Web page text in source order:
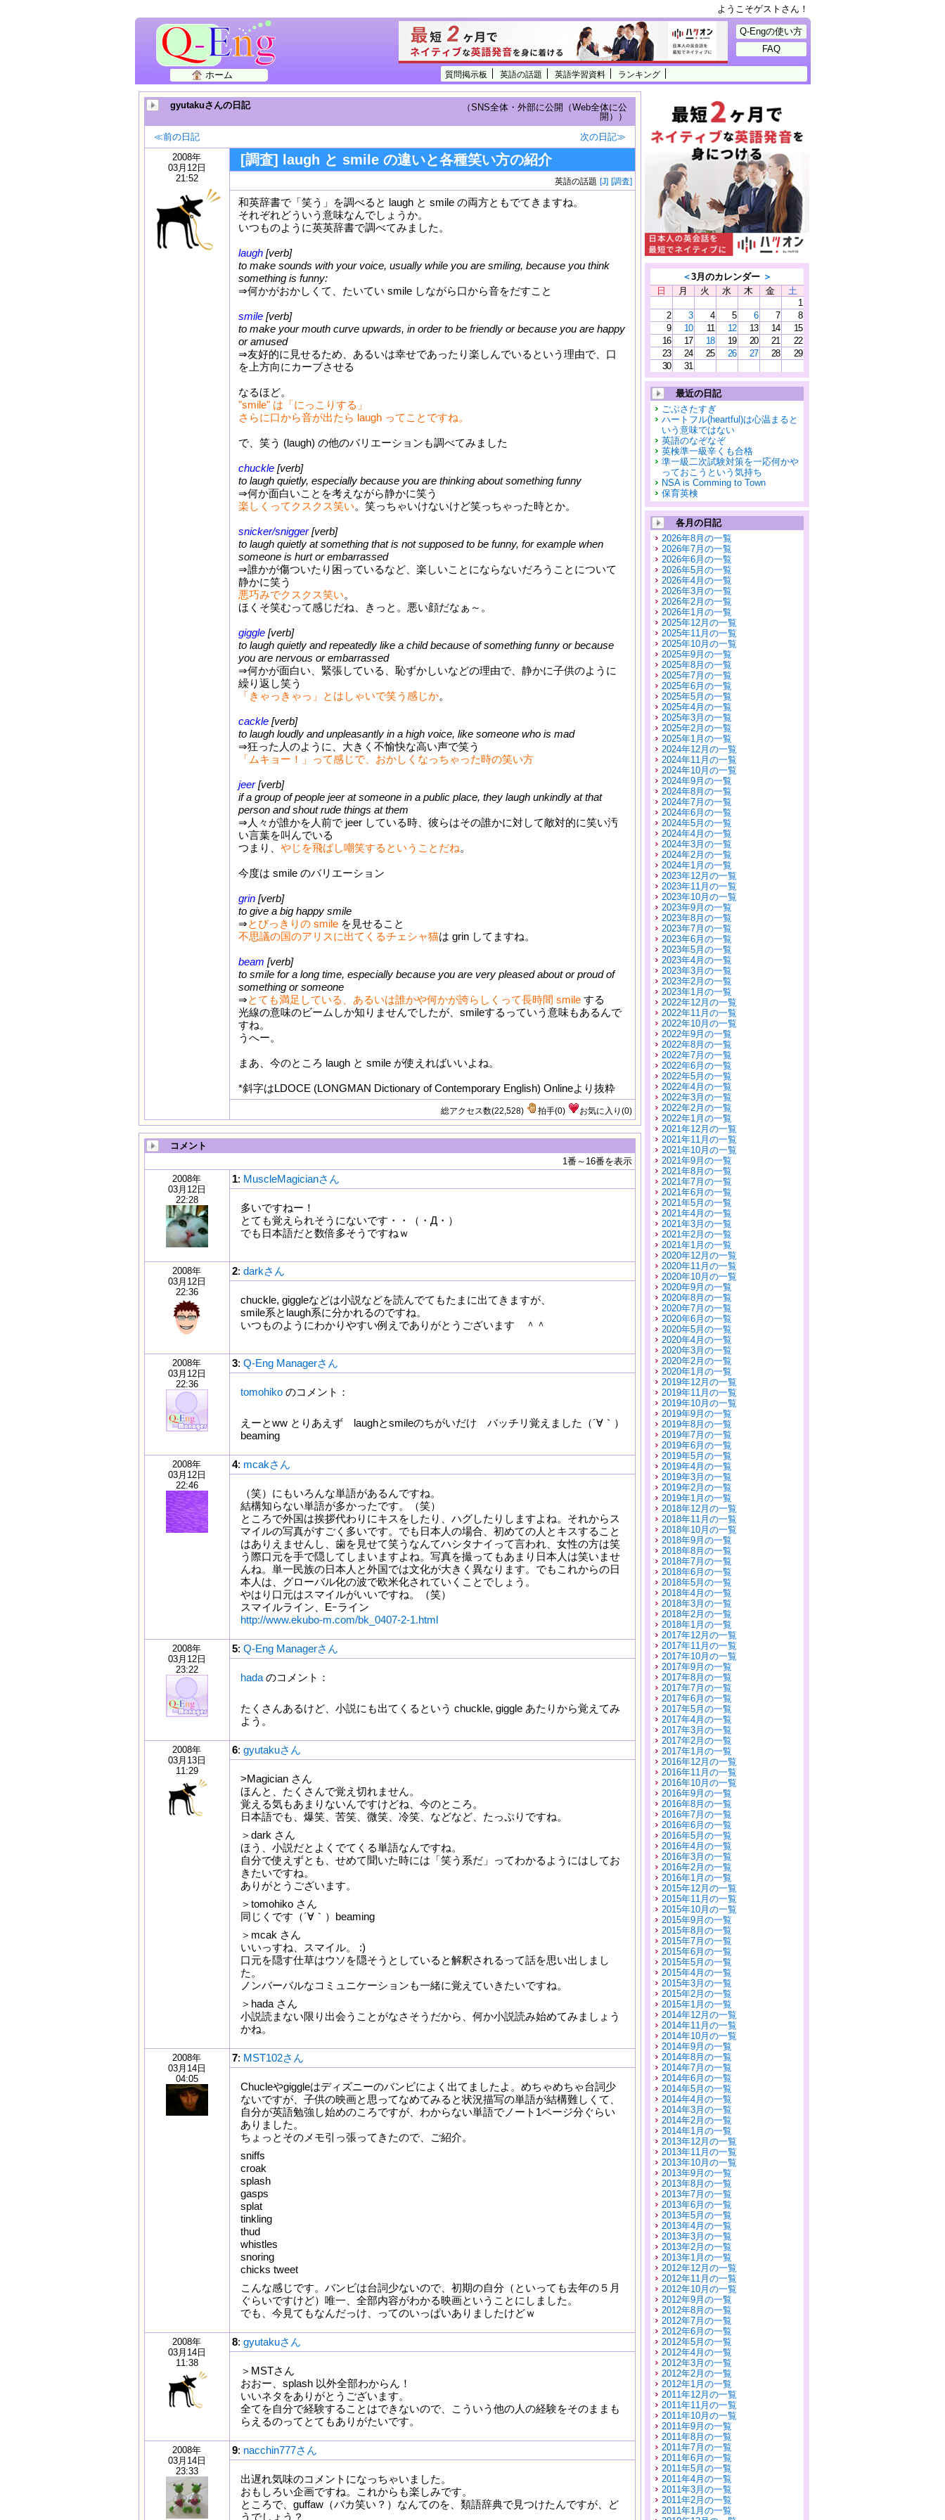
ようこそゲストさん！
質問掲示板 英語の話題 英語学習資料 ランキング
ホーム
Q-Engの使い方
FAQ
gyutakuさんの日記
（SNS全体・外部に公開（Web全体に公
開））
≪前の日記
次の日記≫
2008年
03月12日
21:52
[調査] laugh と smile の違いと各種笑い方の紹介
英語の話題 [J] [調査]
和英辞書で「笑う」を調べると laugh と smile の両方ともでてきますね。
それぞれどういう意味なんでしょうか。
いつものように英英辞書で調べてみました。
laugh[verb]
to make sounds with your voice, usually while you are smiling, because you think
something is funny:
⇒何かがおかしくて、たいてい smile しながら口から音をだすこと
smile[verb]
to make your mouth curve upwards, in order to be friendly or because you are happy
or amused
⇒友好的に見せるため、あるいは幸せであったり楽しんでいるという理由で、口
を上方向にカーブさせる
なるほど。
"smile" は「にっこりする」
さらに口から音が出たら laugh ってことですね。
で、笑う (laugh) の他のバリエーションも調べてみました
chuckle[verb]
to laugh quietly, especially because you are thinking about something funny
⇒何か面白いことを考えながら静かに笑う
楽しくってクスクス笑い。笑っちゃいけないけど笑っちゃった時とか。
snicker/snigger[verb]
to laugh quietly at something that is not supposed to be funny, for example when
someone is hurt or embarrassed
⇒誰かが傷ついたり困っているなど、楽しいことにならないだろうことについて
静かに笑う
悪巧みでクスクス笑い。
ほくそ笑むって感じだね、きっと。悪い顔だなぁ～。
giggle[verb]
to laugh quietly and repeatedly like a child because of something funny or because
you are nervous or embarrassed
⇒何かが面白い、緊張している、恥ずかしいなどの理由で、静かに子供のように
繰り返し笑う
「きゃっきゃっ」とはしゃいで笑う感じか。
cackle[verb]
to laugh loudly and unpleasantly in a high voice, like someone who is mad
⇒狂った人のように、大きく不愉快な高い声で笑う
「ムキョー！」って感じで、おかしくなっちゃった時の笑い方
jeer[verb]
if a group of people jeer at someone in a public place, they laugh unkindly at that
person and shout rude things at them
⇒人々が誰かを人前で jeer している時、彼らはその誰かに対して敵対的に笑い汚
い言葉を叫んでいる
つまり、 やじを飛ばし嘲笑するということだね。
今度は smile のバリエーション
grin[verb]
to give a big happy smile
⇒とびっきりの smile を見せること
不思議の国のアリスに出てくるチェシャ猫は grin してますね。
beam [verb]
to smile for a long time, especially because you are very pleased about or proud of
something or someone
⇒とても満足している、あるいは誰かや何かが誇らしくって長時間 smile する
光線の意味のビームしか知りませんでしたが、smileするっていう意味もあるんで
すね。
うへー。
まあ、今のところ laugh と smile が使えればいいよね。
*斜字はLDOCE (LONGMAN Dictionary of Contemporary English) Onlineより抜粋
総アクセス数(22,528) 拍手(0) お気に入り (0)
コメント
1番～16番を表示
2008年
03月12日
22:28
1: MuscleMagicianさん
多いですねー！
とても覚えられそうにないです・・（・Д・）
でも日本語だと数倍多そうですねｗ
2008年
03月12日
22:36
2: darkさん
chuckle, giggleなどは小説などを読んでてもたまに出てきますが、
smile系とlaugh系に分かれるのですね。
いつものようにわかりやすい例えでありがとうございます ＾＾
2008年
03月12日
22:36
3: Q-Eng Managerさん
tomohikoのコメント：
えーとww とりあえず laughとsmileのちがいだけ バッチリ覚えました（´∀｀）
beaming
2008年
03月12日
22:46
4: mcakさん
（笑）にもいろんな単語があるんですね。
結構知らない単語が多かったです。（笑）
ところで外国は挨拶代わりにキスをしたり、ハグしたりしますよね。それからス
マイルの写真がすごく多いです。でも日本人の場合、初めての人とキスすること
はありえませんし、歯を見せて笑うなんてハシタナイって言われ、女性の方は笑
う際口元を手で隠してしまいますよね。写真を撮ってもあまり日本人は笑いませ
んね。単一民族の日本人と外国では文化が大きく異なります。でもこれからの日
本人は、グローバル化の波で欧米化されていくことでしょう。
やはり口元はスマイルがいいですね。（笑）
スマイルライン、Eｰライン
http://www.ekubo-m.com/bk_0407-2-1.html
2008年
03月12日
23:22
5: Q-Eng Managerさん
hadaのコメント：
たくさんあるけど、小説にも出てくるという chuckle, giggle あたりから覚えてみ
よう。
2008年
03月13日
11:29
6: gyutakuさん
>Magician さん
ほんと、たくさんで覚え切れません。
覚える気もあまりないんですけどね、今のところ。
日本語でも、爆笑、苦笑、微笑、冷笑、などなど、たっぷりですね。
＞dark さん
ほう、小説だとよくでてくる単語なんですね。
自分で使えずとも、せめて聞いた時には「笑う系だ」ってわかるようにはしてお
きたいですね。
ありがとうございます。
＞tomohiko さん
同じくです（´∀｀）beaming
＞mcak さん
いいっすね、スマイル。 :)
口元を隠す仕草はウソを隠そうとしていると解釈されるって話を思い出しまし
た。
ノンバーバルなコミュニケーションも一緒に覚えていきたいですね。
＞hada さん
小説読まない限り出会うことがなさそうだから、何か小説読み始めてみましょう
かね。
2008年
03月14日
04:05
7: MST102さん
Chucleやgiggleはディズニーのバンビによく出てましたよ。めちゃめちゃ台詞少
ないですが、子供の映画と思ってなめてみると状況描写の単語が結構難しくて、
自分が英語勉強し始めのころですが、わからない単語でノート1ページ分ぐらい
ありました。
ちょっとそのメモ引っ張ってきたので、ご紹介。
sniffs
croak
splash
gasps
splat
tinkling
thud
whistles
snoring
chicks tweet
こんな感じです。バンビは台詞少ないので、初期の自分（といっても去年の５月
ぐらいですけど）唯一、全部内容がわかる映画ということにしました。
でも、今見てもなんだっけ、ってのいっぱいありましたけどｗ
2008年
03月14日
11:38
8: gyutakuさん
＞MSTさん
おおー、splash 以外全部わからん！
いいネタをありがとうございます。
全てを自分で経験することはできないので、こういう他の人の経験をそのままも
らえるのってとてもありがたいです。
2008年
03月14日
23:33
9: nacchin777さん
出遅れ気味のコメントになっちゃいました。
おもしろい企画ですね。これからも楽しみです。
ところで、guffaw（バカ笑い？）なんてのを、類語辞典で見つけたんですが、ど
うでしょう？
＜3月のカレンダー ＞
日
月 火 水 木 金
土
1
2
3 4 5 6 7
8
9
10 11 12 13 14
15
16
17 18 19 20 21
22
23
24 25 26 27 28
29
30
31
最近の日記
ごぶさたすぎ
ハートフル(heartful)は心温まると
いう意味ではない
英語のなぞなぞ
英検準一級辛くも合格
準一級二次試験対策を一応何かや
っておこうという気持ち
NSA is Comming to Town
保育英検
各月の日記
2026年8月の一覧
2026年7月の一覧
2026年6月の一覧
2026年5月の一覧
2026年4月の一覧
2026年3月の一覧
2026年2月の一覧
2026年1月の一覧
2025年12月の一覧
2025年11月の一覧
2025年10月の一覧
2025年9月の一覧
2025年8月の一覧
2025年7月の一覧
2025年6月の一覧
2025年5月の一覧
2025年4月の一覧
2025年3月の一覧
2025年2月の一覧
2025年1月の一覧
2024年12月の一覧
2024年11月の一覧
2024年10月の一覧
2024年9月の一覧
2024年8月の一覧
2024年7月の一覧
2024年6月の一覧
2024年5月の一覧
2024年4月の一覧
2024年3月の一覧
2024年2月の一覧
2024年1月の一覧
2023年12月の一覧
2023年11月の一覧
2023年10月の一覧
2023年9月の一覧
2023年8月の一覧
2023年7月の一覧
2023年6月の一覧
2023年5月の一覧
2023年4月の一覧
2023年3月の一覧
2023年2月の一覧
2023年1月の一覧
2022年12月の一覧
2022年11月の一覧
2022年10月の一覧
2022年9月の一覧
2022年8月の一覧
2022年7月の一覧
2022年6月の一覧
2022年5月の一覧
2022年4月の一覧
2022年3月の一覧
2022年2月の一覧
2022年1月の一覧
2021年12月の一覧
2021年11月の一覧
2021年10月の一覧
2021年9月の一覧
2021年8月の一覧
2021年7月の一覧
2021年6月の一覧
2021年5月の一覧
2021年4月の一覧
2021年3月の一覧
2021年2月の一覧
2021年1月の一覧
2020年12月の一覧
2020年11月の一覧
2020年10月の一覧
2020年9月の一覧
2020年8月の一覧
2020年7月の一覧
2020年6月の一覧
2020年5月の一覧
2020年4月の一覧
2020年3月の一覧
2020年2月の一覧
2020年1月の一覧
2019年12月の一覧
2019年11月の一覧
2019年10月の一覧
2019年9月の一覧
2019年8月の一覧
2019年7月の一覧
2019年6月の一覧
2019年5月の一覧
2019年4月の一覧
2019年3月の一覧
2019年2月の一覧
2019年1月の一覧
2018年12月の一覧
2018年11月の一覧
2018年10月の一覧
2018年9月の一覧
2018年8月の一覧
2018年7月の一覧
2018年6月の一覧
2018年5月の一覧
2018年4月の一覧
2018年3月の一覧
2018年2月の一覧
2018年1月の一覧
2017年12月の一覧
2017年11月の一覧
2017年10月の一覧
2017年9月の一覧
2017年8月の一覧
2017年7月の一覧
2017年6月の一覧
2017年5月の一覧
2017年4月の一覧
2017年3月の一覧
2017年2月の一覧
2017年1月の一覧
2016年12月の一覧
2016年11月の一覧
2016年10月の一覧
2016年9月の一覧
2016年8月の一覧
2016年7月の一覧
2016年6月の一覧
2016年5月の一覧
2016年4月の一覧
2016年3月の一覧
2016年2月の一覧
2016年1月の一覧
2015年12月の一覧
2015年11月の一覧
2015年10月の一覧
2015年9月の一覧
2015年8月の一覧
2015年7月の一覧
2015年6月の一覧
2015年5月の一覧
2015年4月の一覧
2015年3月の一覧
2015年2月の一覧
2015年1月の一覧
2014年12月の一覧
2014年11月の一覧
2014年10月の一覧
2014年9月の一覧
2014年8月の一覧
2014年7月の一覧
2014年6月の一覧
2014年5月の一覧
2014年4月の一覧
2014年3月の一覧
2014年2月の一覧
2014年1月の一覧
2013年12月の一覧
2013年11月の一覧
2013年10月の一覧
2013年9月の一覧
2013年8月の一覧
2013年7月の一覧
2013年6月の一覧
2013年5月の一覧
2013年4月の一覧
2013年3月の一覧
2013年2月の一覧
2013年1月の一覧
2012年12月の一覧
2012年11月の一覧
2012年10月の一覧
2012年9月の一覧
2012年8月の一覧
2012年7月の一覧
2012年6月の一覧
2012年5月の一覧
2012年4月の一覧
2012年3月の一覧
2012年2月の一覧
2012年1月の一覧
2011年12月の一覧
2011年11月の一覧
2011年10月の一覧
2011年9月の一覧
2011年8月の一覧
2011年7月の一覧
2011年6月の一覧
2011年5月の一覧
2011年4月の一覧
2011年3月の一覧
2011年2月の一覧
2011年1月の一覧